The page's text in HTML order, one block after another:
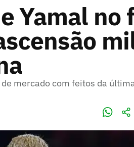
Yamal no
mercado com feitos da